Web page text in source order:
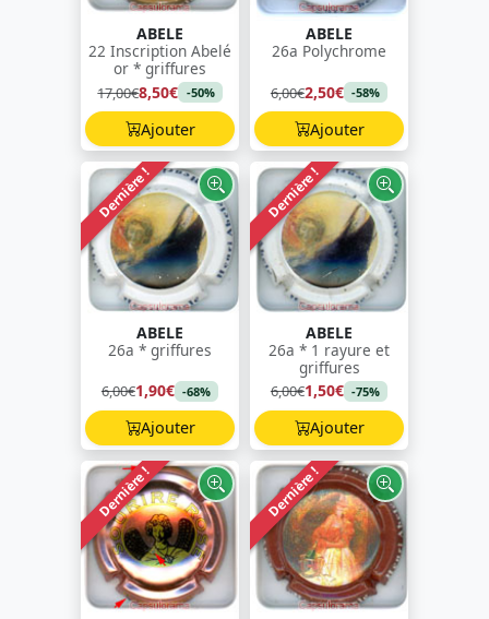
ABELE
22 Inscription Abelé
or * griffures
17,00€8,50€ -50%
Ajouter
ABELE
26a Polychrome
6,00€2,50€ -58%
Ajouter
Dernière !
ABELE
26a * griffures
6,00€1,90€ -68%
Ajouter
Dernière !
ABELE
26a * 1 rayure et
griffures
6,00€1,50€ -75%
Ajouter
Dernière ! Dernière !